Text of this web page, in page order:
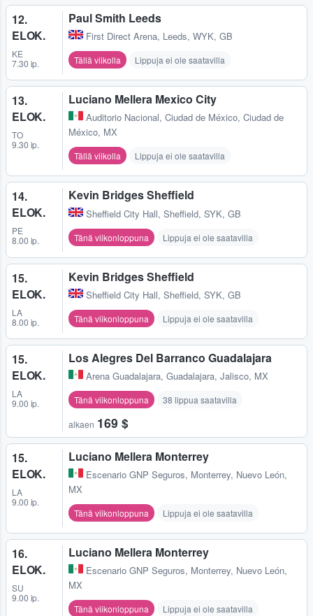
12.
ELOK.
KE
7.30 ip.
Paul Smith Leeds
First Direct Arena, Leeds, WYK, GB
Tällä viikolla Lippuja ei ole saatavilla
13.
ELOK.
TO
9.30 ip.
Luciano Mellera Mexico City
Auditorio Nacional, Ciudad de México, Ciudad de
México, MX
Tällä viikolla Lippuja ei ole saatavilla
14.
ELOK.
PE
8.00 ip.
Kevin Bridges Sheffield
Sheffield City Hall, Sheffield, SYK, GB
Tänä viikonloppuna Lippuja ei ole saatavilla
15.
ELOK.
LA
8.00 ip.
Kevin Bridges Sheffield
Sheffield City Hall, Sheffield, SYK, GB
Tänä viikonloppuna Lippuja ei ole saatavilla
15.
ELOK.
LA
9.00 ip.
Los Alegres Del Barranco Guadalajara
Arena Guadalajara, Guadalajara, Jalisco, MX
Tänä viikonloppuna 38 lippua saatavilla
alkaen 169 $
15.
ELOK.
LA
9.00 ip.
Luciano Mellera Monterrey
Escenario GNP Seguros, Monterrey, Nuevo León,
MX
Tänä viikonloppuna Lippuja ei ole saatavilla
16.
ELOK.
SU
9.00 ip.
Luciano Mellera Monterrey
Escenario GNP Seguros, Monterrey, Nuevo León,
MX
Tänä viikonloppuna Lippuja ei ole saatavilla